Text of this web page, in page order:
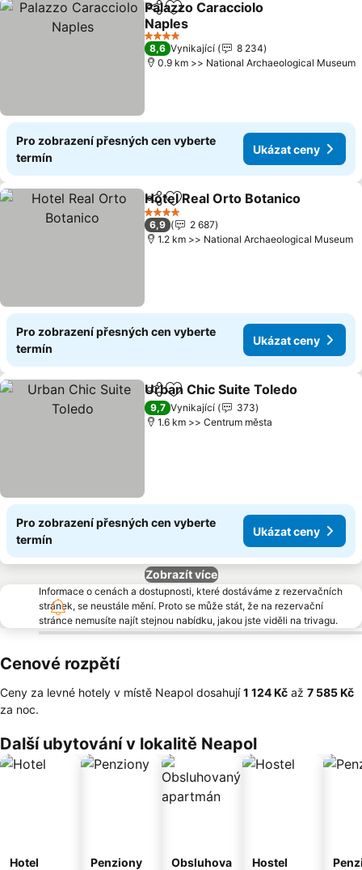
SdíletPřidat na seznam oblíbených
Palazzo Caracciolo
Naples
Ukázat ceny
4 Počet hvězdiček
8,6 Vynikající
8 234
0.9 km >> National Archaeological Museum
Pro zobrazení přesných cen vyberte
termín
Ukázat ceny
SdíletPřidat na seznam oblíbených
Hotel Real Orto Botanico
4 Počet hvězdiček
6,9
2 687
1.2 km >> National Archaeological Museum
Pro zobrazení přesných cen vyberte
termín
Ukázat ceny
SdíletPřidat na seznam oblíbených
Urban Chic Suite Toledo
9,7 Vynikající
373
1.6 km >> Centrum města
Pro zobrazení přesných cen vyberte
termín
Ukázat ceny
Zobrazít více
Informace o cenách a dostupnosti, které dostáváme z rezervačních
stránek, se neustále mění. Proto se může stát, že na rezervační
stránce nemusíte najít stejnou nabídku, jakou jste viděli na trivagu.
Cenové rozpětí
Ceny za levné hotely v místě Neapol dosahují‎1 124 Kč až ‎7 585 Kč
za noc.
Další ubytování v lokalitě Neapol
Hotel Penziony
Obsluhova
Hostel